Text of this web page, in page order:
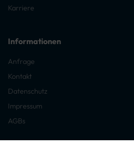
Karriere
Informationen
Anfrage
Kontakt
Datenschutz
Impressum
AGBs